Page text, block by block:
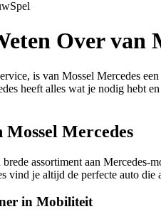
Spel
Over van
is van Mossel Mercedes
heeft alles wat je nodig hebt
Mercedes
assortiment aan
vind je altijd de perfecte auto
in Mobiliteit